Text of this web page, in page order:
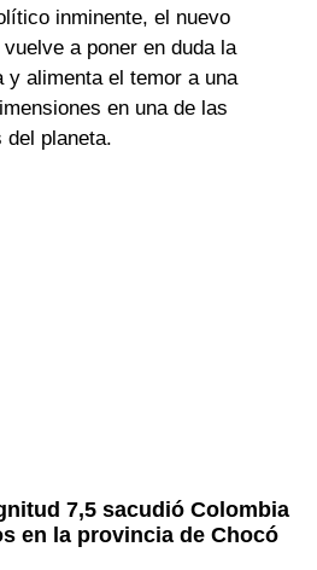
inminente, el nuevo
a poner en duda la
y alimenta el temor a una
en una de las
del planeta.
7,5 sacudió Colombia
en la provincia de Chocó